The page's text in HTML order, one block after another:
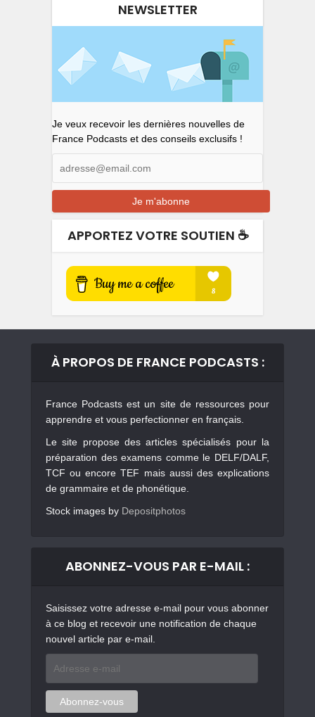
NEWSLETTER
Je veux recevoir les dernières nouvelles de
France Podcasts et des conseils exclusifs !
APPORTEZ VOTRE SOUTIEN ☕️
À PROPOS DE FRANCE PODCASTS :
France Podcasts est un site de ressources pour
apprendre et vous perfectionner en français.
Le site propose des articles spécialisés pour la
préparation des examens comme le DELF/DALF,
TCF ou encore TEF mais aussi des explications
de grammaire et de phonétique.
Stock images by Depositphotos
ABONNEZ-VOUS PAR E-MAIL :
Saisissez votre adresse e-mail pour vous abonner
à ce blog et recevoir une notification de chaque
nouvel article par e-mail.
mail
Abonnez-vous